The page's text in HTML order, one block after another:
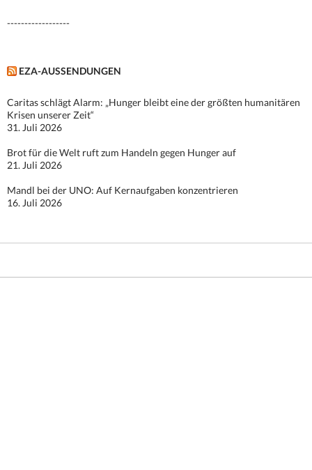
------------------
EZA-AUSSENDUNGEN
Caritas schlägt Alarm: „Hunger bleibt eine der größten humanitären
Krisen unserer Zeit“
31. Juli 2026
Brot für die Welt ruft zum Handeln gegen Hunger auf
21. Juli 2026
Mandl bei der UNO: Auf Kernaufgaben konzentrieren
16. Juli 2026